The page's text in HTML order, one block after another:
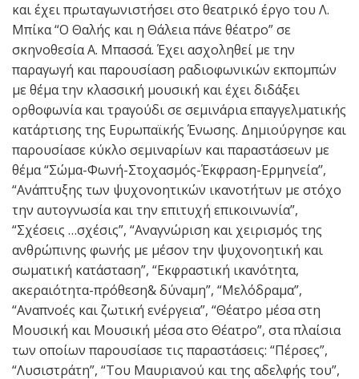
και έχει πρωταγωνιστήσει στο θεατρικό έργο του Λ.
Μπίκα “Ο Θαλής και η Θάλεια πάνε θέατρο” σε
σκηνοθεσία Α. Μπασσά. Έχει ασχοληθεί με την
παραγωγή και παρουσίαση ραδιοφωνικών εκπομπών
με θέμα την κλασσική μουσική και έχει διδάξει
ορθοφωνία και τραγούδι σε σεμινάρια επαγγελματικής
κατάρτισης της Ευρωπαϊκής Ένωσης. Δημιούργησε και
παρουσίασε κύκλο σεμιναρίων και παραστάσεων με
θέμα “Σώμα-Φωνή-Στοχασμός-Έκφραση-Ερμηνεία’’,
“Ανάπτυξης των ψυχονοητικών ικανοτήτων με στόχο
την αυτογνωσία και την επιτυχή επικοινωνία”,
“Σχέσεις …σχέσις”, “Αναγνώριση και χειρισμός της
ανθρώπινης φωνής με μέσον την ψυχονοητική και
σωματική κατάσταση”, “Εκφραστική ικανότητα,
ακεραιότητα-πρόθεση& δύναμη”, “Μελόδραμα”,
“Αναπνοές και ζωτική ενέργεια”, “Θέατρο μέσα στη
Μουσική και Μουσική μέσα στο Θέατρο”, στα πλαίσια
των οποίων παρουσίασε τις παραστάσεις: “Πέρσες”,
“Λυσιστράτη”, “Του Μαυριανού και της αδελφής του”,